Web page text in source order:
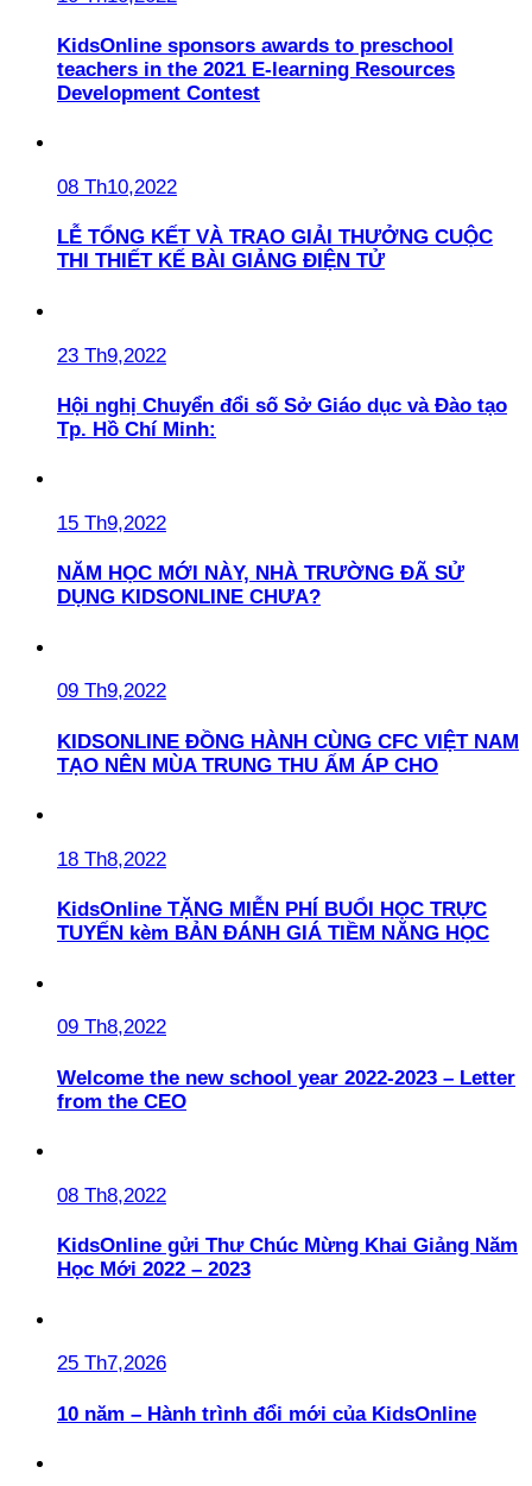
KidsOnline sponsors awards to preschool
teachers in the 2021 E-learning Resources
Development Contest
08 Th10,2022
LỄ TỔNG KẾT VÀ TRAO GIẢI THƯỞNG CUỘC
THI THIẾT KẾ BÀI GIẢNG ĐIỆN TỬ
23 Th9,2022
Hội nghị Chuyển đổi số Sở Giáo dục và Đào tạo
Tp. Hồ Chí Minh:
15 Th9,2022
NĂM HỌC MỚI NÀY, NHÀ TRƯỜNG ĐÃ SỬ
DỤNG KIDSONLINE CHƯA?
09 Th9,2022
KIDSONLINE ĐỒNG HÀNH CÙNG CFC VIỆT NAM
TẠO NÊN MÙA TRUNG THU ẤM ÁP CHO
18 Th8,2022
KidsOnline TẶNG MIỄN PHÍ BUỔI HỌC TRỰC
TUYẾN kèm BẢN ĐÁNH GIÁ TIỀM NĂNG HỌC
09 Th8,2022
Welcome the new school year 2022-2023 – Letter
from the CEO
08 Th8,2022
KidsOnline gửi Thư Chúc Mừng Khai Giảng Năm
Học Mới 2022 – 2023
25 Th7,2026
10 năm – Hành trình đổi mới của KidsOnline